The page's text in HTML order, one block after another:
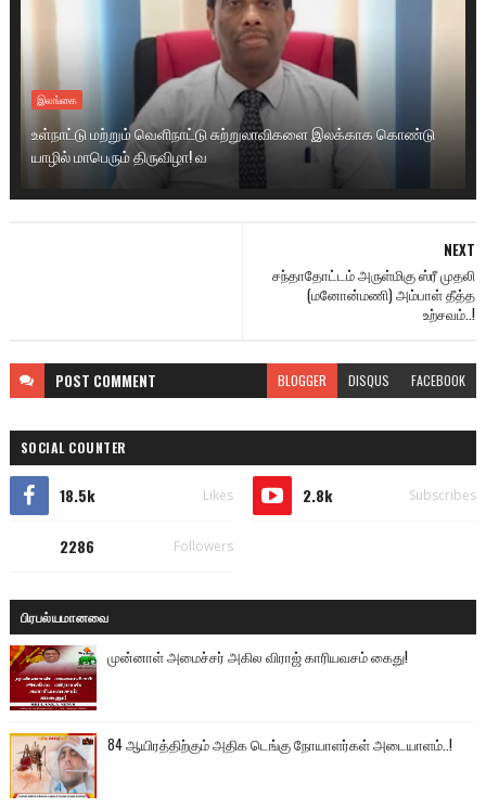
இலங்கை
உள்நாட்டு மற்றும் வெளிநாட்டு சுற்றுலாவிகளை இலக்காக கொண்டு
யாழில் மாபெரும் திருவிழா! வ
NEXT
சந்தாதோட்டம் அருள்மிகு ஸ்ரீ முதலி
(மனோன்மணி) அம்பாள் தீத்த
உற்சவம்..!
POST COMMENT BLOGGER DISQUS FACEBOOK
SOCIAL COUNTER
18.5k Likes 2.8k Subscribes
2286 Followers
பிரபல்யமானவை
முன்னாள் அமைச்சர் அகில விராஜ் காரியவசம் கைது!
84 ஆயிரத்திற்கும் அதிக டெங்கு நோயாளர்கள் அடையாளம்..!